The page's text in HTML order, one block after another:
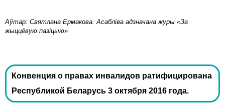
Аўтар: Святлана Ермакова. Асабліва адзначана журы «За
жыццёвую пазіцыю»
Конвенция о правах инвалидов ратифицирована
Республикой Беларусь 3 октября 2016 года.